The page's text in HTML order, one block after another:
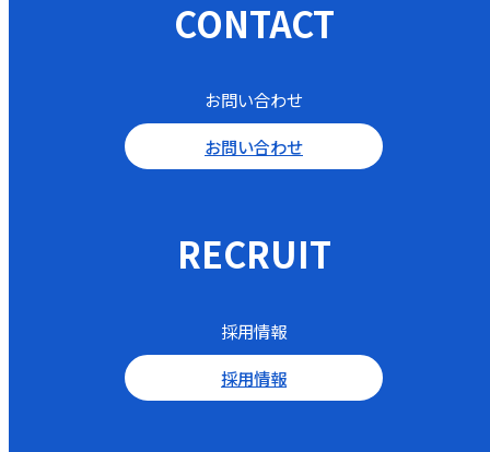
CONTACT
お問い合わせ
お問い合わせ
RECRUIT
採用情報
採用情報